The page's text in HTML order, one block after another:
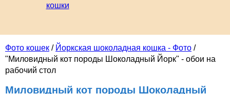
Фото кошек / Йоркская шоколадная кошка - Фото /
"Миловидный кот породы Шоколадный Йорк" - обои на
рабочий стол
Миловидный кот породы Шоколадный
кошки